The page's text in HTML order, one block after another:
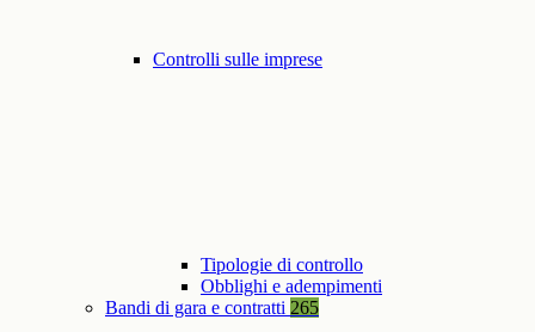
Controlli sulle imprese
Tipologie di controllo
Obblighi e adempimenti
Bandi di gara e contratti 265